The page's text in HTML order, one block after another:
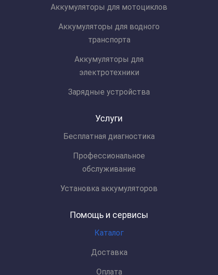
Аккумуляторы для мотоциклов
Аккумуляторы для водного
транспорта
Аккумуляторы для
электротехники
Зарядные устройства
Услуги
Бесплатная диагностика
Профессиональное
обслуживание
Установка аккумуляторов
Помощь и сервисы
Каталог
Доставка
Оплата